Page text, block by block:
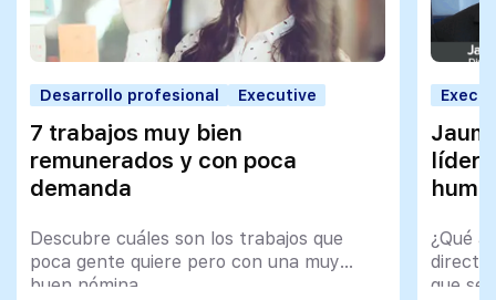
Desarrollo profesional Executive
7 trabajos muy bien
remunerados y con poca
demanda
Descubre cuáles son los trabajos que
poca gente quiere pero con una muy
buen nómina
¿Qué
que se